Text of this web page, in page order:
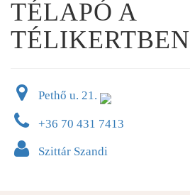
TÉLAPÓ A
TÉLIKERTBEN
Pethő u. 21.
+36 70 431 7413
Szittár Szandi